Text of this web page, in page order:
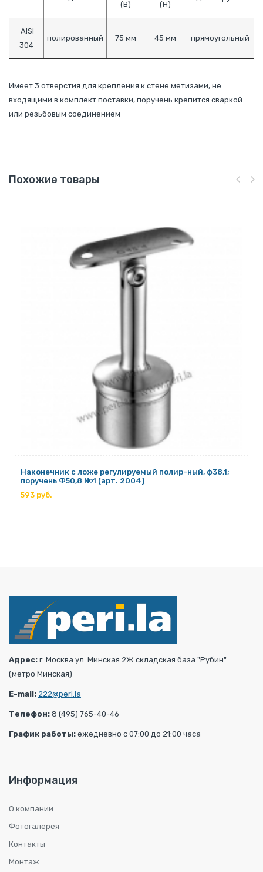
(В)
(Н)
AISI
304
полированный 75 мм 45 мм прямоугольный
Имеет 3 отверстия для крепления к стене метизами, не
входящими в комплект поставки, поручень крепится сваркой
или резьбовым соединением
Похожие товары
Наконечник с ложе регулируемый полир-ный, ф38,1;
поручень Ф50,8 №1 (арт. 2004)
593 руб.
Адрес: г. Москва ул. Минская 2Ж складская база "Рубин"
(метро Минская)
E-mail: 222@peri.la
Телефон: 8 (495) 765-40-46
График работы: ежедневно с 07:00 до 21:00 часа
Информация
О компании
Фотогалерея
Контакты
Монтаж